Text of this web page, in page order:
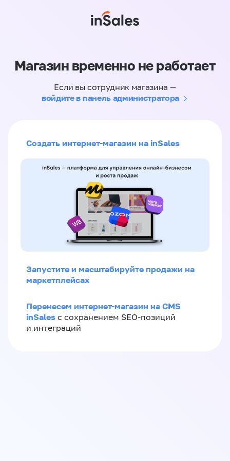
Магазин временно не работает
Если вы сотрудник магазина —
войдите в панель администратора
Создать интернет-магазин на inSales
Запустите и масштабируйте продажи на
маркетплейсах
Перенесем интернет-магазин на CMS
inSales с сохранением SEO-позиций
и интеграций